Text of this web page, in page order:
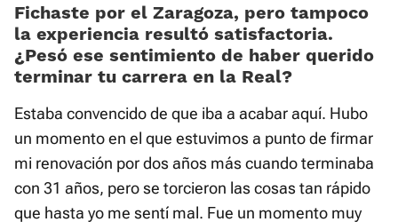
Fichaste por el Zaragoza, pero tampoco
la experiencia resultó satisfactoria.
¿Pesó ese sentimiento de haber querido
terminar tu carrera en la Real?
Estaba convencido de que iba a acabar aquí. Hubo
un momento en el que estuvimos a punto de firmar
mi renovación por dos años más cuando terminaba
con 31 años, pero se torcieron las cosas tan rápido
que hasta yo me sentí mal. Fue un momento muy